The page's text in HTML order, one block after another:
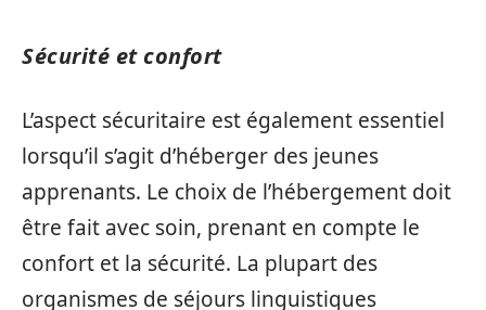
Sécurité et confort
L’aspect sécuritaire est également essentiel
lorsqu’il s’agit d’héberger des jeunes
apprenants. Le choix de l’hébergement doit
être fait avec soin, prenant en compte le
confort et la sécurité. La plupart des
organismes de séjours linguistiques